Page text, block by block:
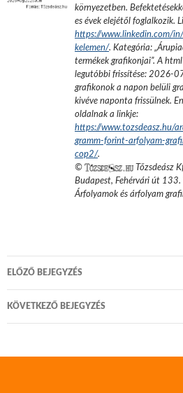
környezetben.
es évek elejétől foglalkozik.
https://www.linkedin.com/
kelemen/. Kategória: „
termékek grafikonjai”.A
legutóbbi frissítése: 2026-
grafikonok a napon belüli
kivéve naponta frissülnek.
oldalnak a linkje:
https://www.tozsdeasz.hu/
gramm-forint-arfolyam-
cop2/.
©
Tőzsdeász
Budapest, Fehérvári út 133.
Árfolyamok és árfolyam
Bejegyzés
navigáció
ELŐZŐ BEJEGYZÉS
KÖVETKEZŐ BEJEGYZÉS